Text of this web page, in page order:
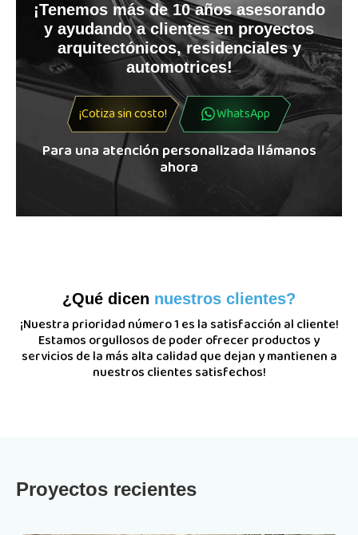
¡Tenemos más de 10 años asesorando
y ayudando a clientes en proyectos
arquitectónicos, residenciales y
automotrices!
¡Cotiza sin costo! WhatsApp
Para una atención personalizada llámanos
ahora
¿Qué dicen nuestros clientes?
¡Nuestra prioridad número 1 es la satisfacción al cliente!
Estamos orgullosos de poder ofrecer productos y
servicios de la más alta calidad que dejan y mantienen a
nuestros clientes satisfechos!
Proyectos recientes